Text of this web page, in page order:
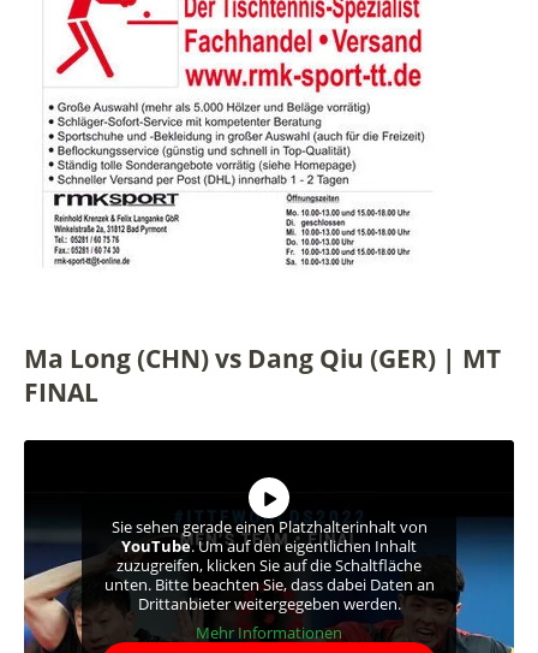
Ma Long (CHN) vs Dang Qiu (GER) | MT
FINAL
Sie sehen gerade einen Platzhalterinhalt von
YouTube. Um auf den eigentlichen Inhalt
zuzugreifen, klicken Sie auf die Schaltfläche
unten. Bitte beachten Sie, dass dabei Daten an
Drittanbieter weitergegeben werden.
Mehr Informationen